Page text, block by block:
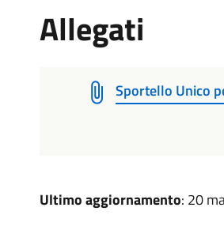
Allegati
Sportello Unico
Ultimo aggiornamento: 20